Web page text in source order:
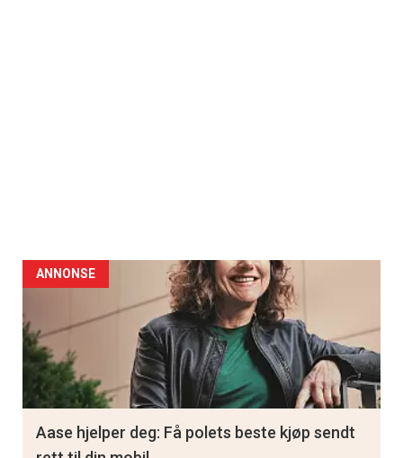
ANNONSE
Aase hjelper deg: Få polets beste kjøp sendt